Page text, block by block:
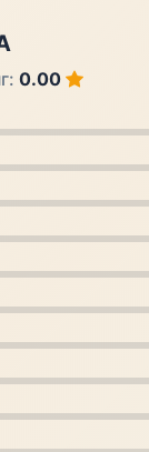
0.00